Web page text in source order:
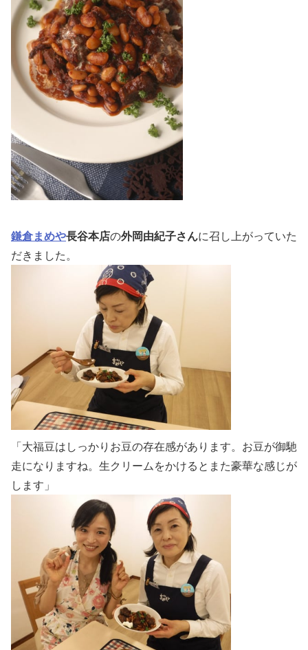
鎌倉まめや長谷本店の外岡由紀子さんに召し上がっていた
だきました。
「大福豆はしっかりお豆の存在感があります。お豆が御馳
走になりますね。生クリームをかけるとまた豪華な感じが
します」